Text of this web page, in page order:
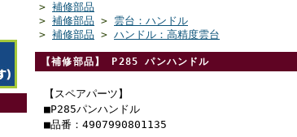
> 補修部品
> 補修部品 > 雲台：ハンドル
> 補修部品 > ハンドル：高精度雲台
【補修部品】 P285 パンハンドル
【スペアパーツ】
■P285パンハンドル
■品番：4907990801135